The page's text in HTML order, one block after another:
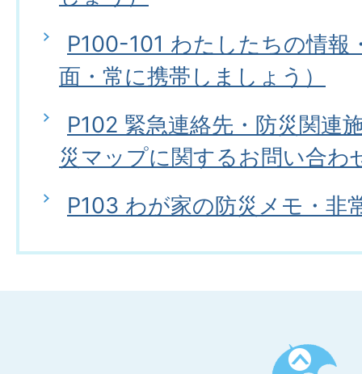
P100-101 わたしたちの情報
面・常に携帯しましょう）
P102 緊急連絡先・防災関連
災マップに関するお問い合わ
P103 わが家の防災メモ・非
ペ